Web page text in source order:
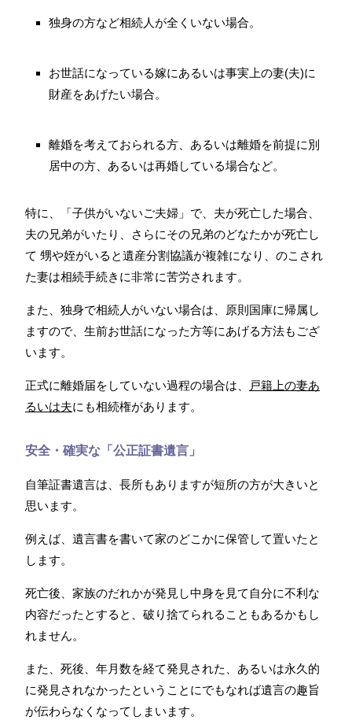
独身の方など相続人が全くいない場合。
お世話になっている嫁にあるいは事実上の妻(夫)に
財産をあげたい場合。
離婚を考えておられる方、あるいは離婚を前提に別
居中の方、あるいは再婚している場合など。
特に、「子供がいないご夫婦」で、夫が死亡した場合、
夫の兄弟がいたり、さらにその兄弟のどなたかが死亡し
て 甥や姪がいると遺産分割協議が複雑になり、のこされ
た妻は相続手続きに非常に苦労されます。
また、独身で相続人がいない場合は、原則国庫に帰属し
ますので、生前お世話になった方等にあげる方法もござ
います。
正式に離婚届をしていない過程の場合は、
戸籍上の妻あ
るいは夫にも相続権があります。
安全・確実な「公正証書遺言」
自筆証書遺言は、長所もありますが短所の方が大きいと
思います。
例えば、遺言書を書いて家のどこかに保管して置いたと
します。
死亡後、家族のだれかが発見し中身を見て自分に不利な
内容だったとすると、破り捨てられることもあるかもし
れません。
また、死後、年月数を経て発見された、あるいは永久的
に発見されなかったということにでもなれば遺言の趣旨
が伝わらなくなってしまいます。